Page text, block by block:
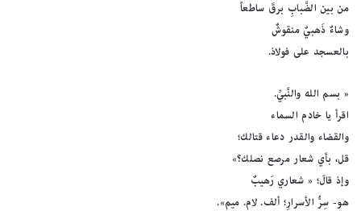
من بين الضَّبابِ برقَ ساطعاً
وشاءٌ ذَهبيٌ منقوشٌ
بالعسجد على فولاذ.
« بسم الله والنَّبيِّ.
اقرأ يا خادم السماء
والقضاء والقدر دعاء قتالك؛
قل، بأي شعار مرصع نصلك؟»
وإذ قالَ؛ « شعاري رَهيبٌ
هو- سِرُّ الأسرارِ؛ ألف. لام. ميم».